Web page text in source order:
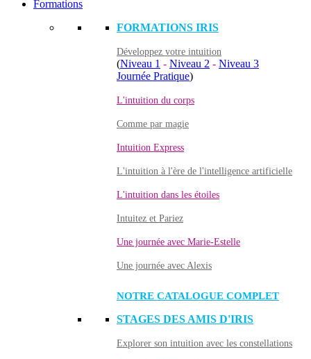
Formations
FORMATIONS IRIS
Développez votre intuition
(Niveau 1 - Niveau 2 - Niveau 3
Journée Pratique)
L'intuition du corps
Comme par magie
Intuition Express
L'intuition à l'ère de l'intelligence artificielle
L'intuition dans les étoiles
Intuitez et Pariez
Une journée avec Marie-Estelle
Une journée avec Alexis
NOTRE CATALOGUE COMPLET
STAGES DES AMIS D'IRIS
Explorer son intuition avec les constellations